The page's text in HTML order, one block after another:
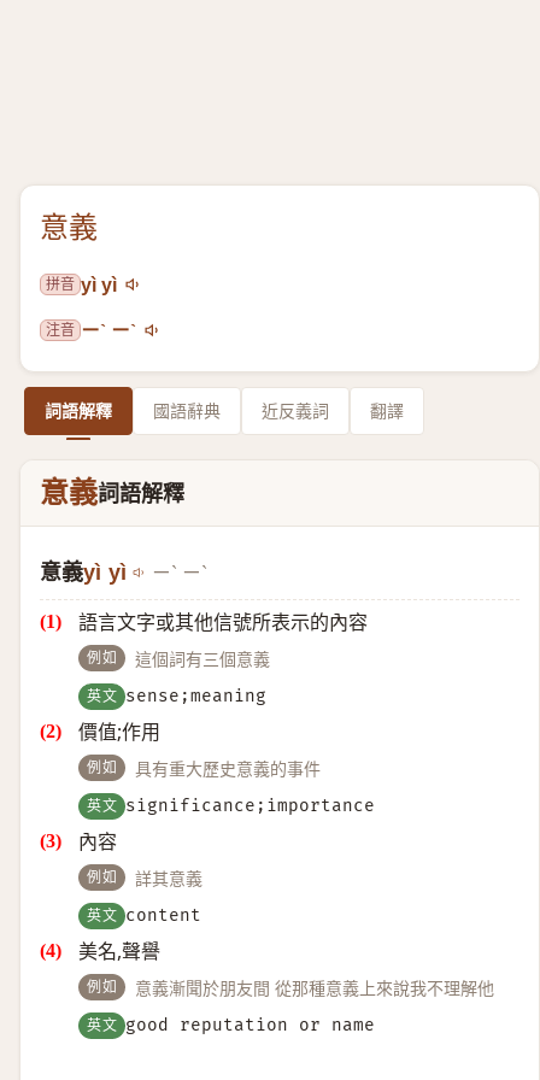
意義
拼音 yì yì
注音 ㄧˋ ㄧˋ
詞語解釋 國語辭典 近反義詞 翻譯
意義詞語解釋
意義yì yì ㄧˋ ㄧˋ
語言文字或其他信號所表示的內容
例如 這個詞有三個意義
英文 sense;meaning
價值;作用
例如 具有重大歷史意義的事件
英文 significance;importance
內容
例如 詳其意義
英文 content
美名,聲譽
例如 意義漸聞於朋友間 從那種意義上來說我不理解他
英文 good reputation or name